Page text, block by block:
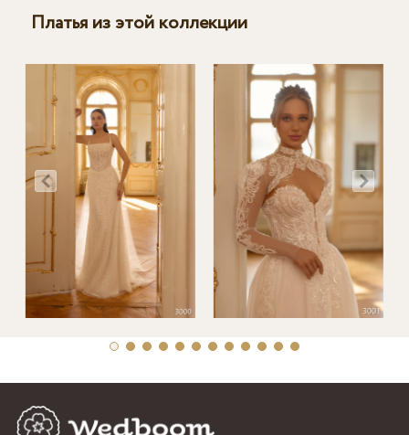
Платья из этой коллекции